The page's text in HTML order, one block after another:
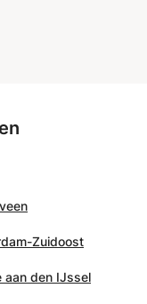
Zuidoost
aan den IJssel